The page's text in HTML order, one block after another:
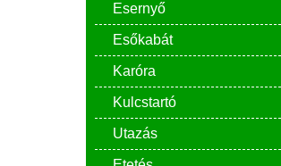
Esernyő
Esőkabát
Karóra
Kulcstartó
Utazás